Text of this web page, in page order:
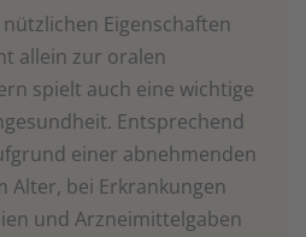
Eigenschaften
allein zur oralen
spielt auch eine wichtige
Entsprechend
einer abnehmenden
Alter, bei Erkrankungen
und Arzneimittelgaben